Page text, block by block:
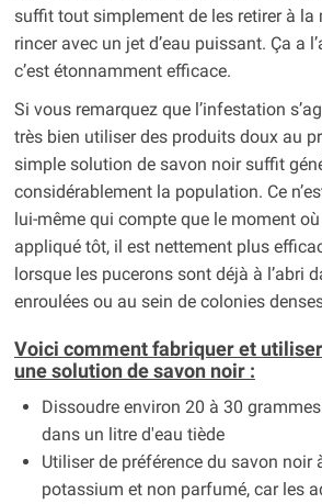
suffit tout simplement de les retirer à la
rincer avec un jet d’eau puissant. Ça a
c’est étonnamment efficace.
Si vous remarquez que l’infestation
très bien utiliser des produits doux au
simple solution de savon noir suffit
considérablement la population. Ce
lui-même qui compte que le moment où
appliqué tôt, il est nettement plus
lorsque les pucerons sont déjà à l’abri
enroulées ou au sein de colonies
Voici comment fabriquer et
une solution de savon noir :
Dissoudre environ 20 à 30
dans un litre d'eau tiède
Utiliser de préférence du savon noir
potassium et non parfumé, car les